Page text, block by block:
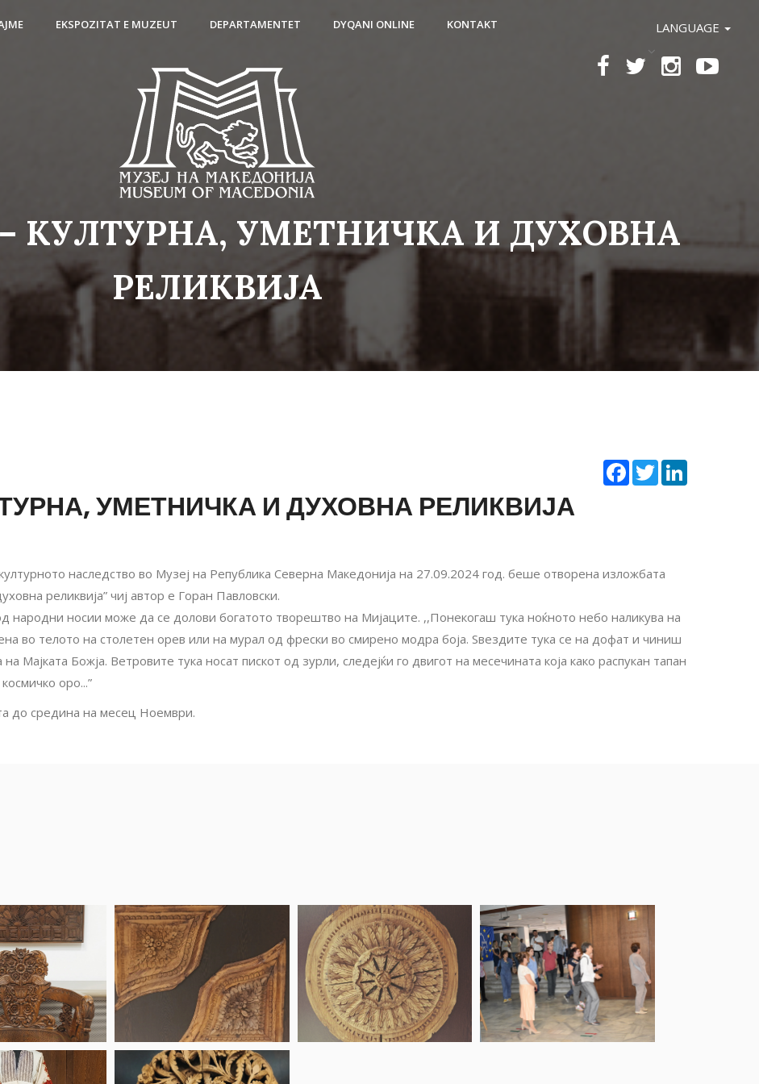
LANGUAGE
EKSPOZITAT E MUZEUT DEPARTAMENTET DYQANI ONLINE KONTAKT
КУЛТУРНА, УМЕТНИЧКА И ДУХОВНА
РЕЛИКВИЈА
Facebook
Twitter
УМЕТНИЧКА И ДУХОВНА РЕЛИКВИЈА
наследство во Музеј на Република Северна Македонија на 27.09.2024 год. беше отворена изложбата
реликвија” чиј автор е Горан Павловски.
народни носии може да се долови богатото творештво на Мијаците. ,,Понекогаш тука ноќното небо наликува на
во телото на столетен орев или на мурал од фрески во смирено модра боја. Ѕвездите тука се на дофат и чиниш
Мајката Божја. Ветровите тука носат пискот од зурли, следејќи го двигот на месечината која како распукан тапан
оро...”
до средина на месец Ноември.